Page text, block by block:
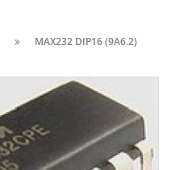
MAX232 DIP16 (9A6.2)